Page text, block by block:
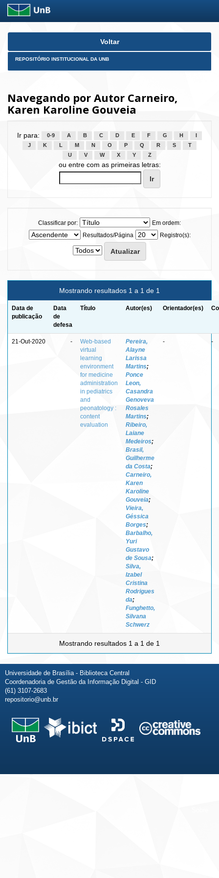
Skip
Voltar
REPOSITÓRIO INSTITUCIONAL DA UNB
Navegando por Autor Carneiro,
Karen Karoline Gouveia
Ir para: 0-9 A B C D E F G H
J
K L M N O P Q R S
T
U
V W X Y Z
ou entre com as primeiras letras:
Classificar por:
Em ordem:
Resultados/Página
Registro(s):
Mostrando resultados 1 a 1 de 1
Data de
publicação
Data
de
defesa
Título Autor(es) Orientador(es)
21-Out-2020 -
Web-based
virtual
learning
environment
for medicine
administration
in pediatrics
and
peonatology :
content
evaluation
Pereira,
Alayne
Larissa
Martins;
Ponce
Leon,
Casandra
Genoveva
Rosales
Martins;
Ribeiro,
Laiane
Medeiros;
Brasil,
Guilherme
da Costa;
Carneiro,
Karen
Karoline
Gouveia;
Vieira,
Géssica
Borges;
Barbalho,
Yuri
Gustavo
de Sousa;
Silva,
Izabel
Cristina
Rodrigues
da;
Funghetto,
Silvana
Schwerz
- -
Mostrando resultados 1 a 1 de 1
Universidade de Brasília - Biblioteca Central
Coordenadoria de Gestão da Informação Digital - GID
(61) 3107-2683
repositorio@unb.br